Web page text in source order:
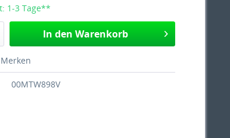
1-3 Tage**
In den Warenkorb
Merken
00MTW898V